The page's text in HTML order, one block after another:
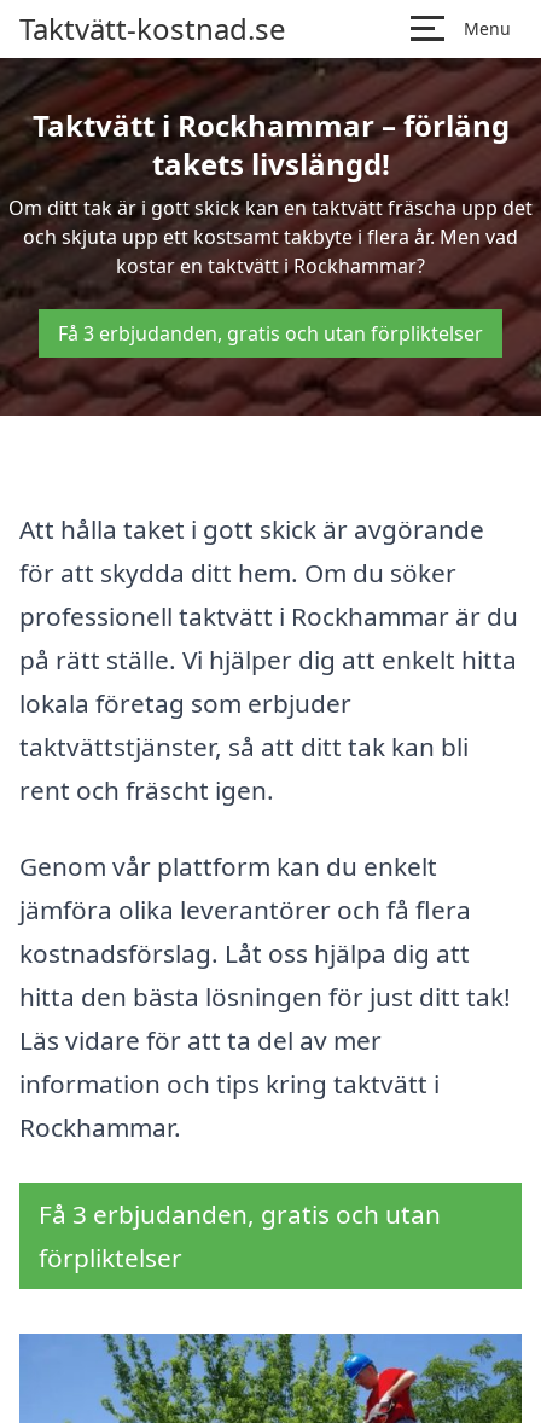
Taktvätt-kostnad.se Menu
Taktvätt i Rockhammar – förläng
takets livslängd!
Om ditt tak är i gott skick kan en taktvätt fräscha upp det
och skjuta upp ett kostsamt takbyte i flera år. Men vad
kostar en taktvätt i Rockhammar?
Få 3 erbjudanden, gratis och utan förpliktelser
Att hålla taket i gott skick är avgörande
för att skydda ditt hem. Om du söker
professionell taktvätt i Rockhammar är du
på rätt ställe. Vi hjälper dig att enkelt hitta
lokala företag som erbjuder
taktvättstjänster, så att ditt tak kan bli
rent och fräscht igen.
Genom vår plattform kan du enkelt
jämföra olika leverantörer och få flera
kostnadsförslag. Låt oss hjälpa dig att
hitta den bästa lösningen för just ditt tak!
Läs vidare för att ta del av mer
information och tips kring taktvätt i
Rockhammar.
Få 3 erbjudanden, gratis och utan
förpliktelser